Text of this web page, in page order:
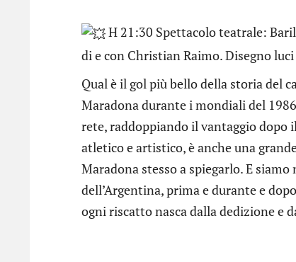
H 21:30 Spettacolo teatrale:
di e con Christian Raimo. Disegno
Qual è il gol più bello della storia del
Maradona durante i mondiali del
rete, raddoppiando il vantaggio dopo
atletico e artistico, è anche una
Maradona stesso a spiegarlo. E
dell’Argentina, prima e durante e
ogni riscatto nasca dalla dedizione e